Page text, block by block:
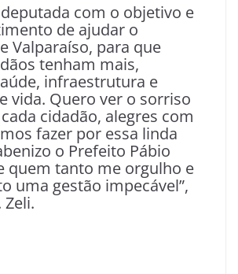
deputada com o objetivo e
de ajudar o
Valparaíso, para que
tenham mais,
infraestrutura e
vida. Quero ver o sorriso
cidadão, alegres com
fazer por essa linda
o Prefeito Pábio
quem tanto me orgulho e
uma gestão impecável”,